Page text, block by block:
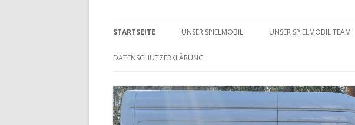
STARTSEITE UNSER SPIELMOBIL UNSER SPIELMOBIL TEAM
DATENSCHUTZERKLÄRUNG